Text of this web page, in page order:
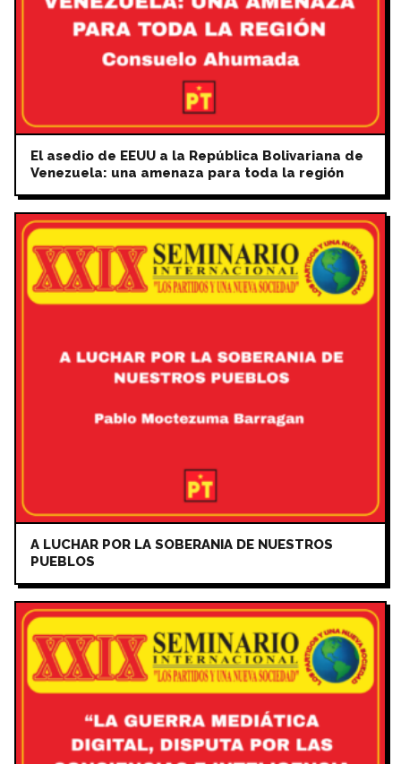
El asedio de EEUU a la República Bolivariana de
Venezuela: una amenaza para toda la región
A LUCHAR POR LA SOBERANIA DE NUESTROS
PUEBLOS